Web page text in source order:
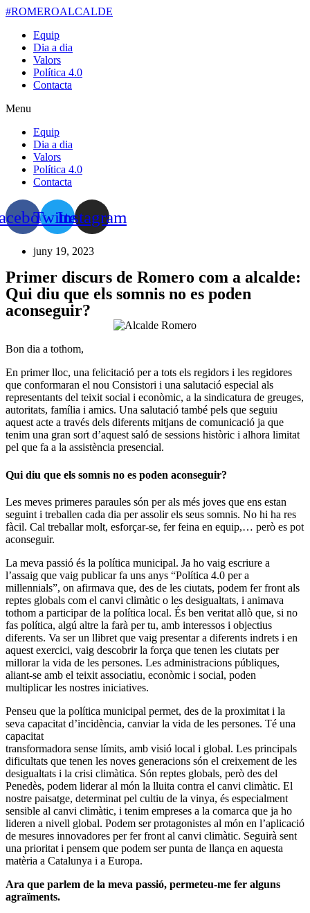
Salta
contingut
#ROMEROALCALDE
Equip
Dia a dia
Valors
Política 4.0
Contacta
Menu
Equip
Dia a dia
Valors
Política 4.0
Contacta
TwitterInstagram
juny 19, 2023
Primer discurs de Romero com a alcalde:
Qui diu que els somnis no es poden
aconseguir?
Bon dia a tothom,
En primer lloc, una felicitació per a tots els regidors i les regidores
que conformaran el nou Consistori i una salutació especial als
representants del teixit social i econòmic, a la sindicatura de greuges,
autoritats, família i amics. Una salutació també pels que seguiu
aquest acte a través dels diferents mitjans de comunicació ja que
tenim una gran sort d’aquest saló de sessions històric i alhora limitat
pel que fa a la assistència presencial.
Qui diu que els somnis no es poden aconseguir?
Les meves primeres paraules són per als més joves que ens estan
seguint i treballen cada dia per assolir els seus somnis. No hi ha res
fàcil. Cal treballar molt, esforçar-se, fer feina en equip,… però es pot
aconseguir.
La meva passió és la política municipal. Ja ho vaig escriure a
l’assaig que vaig publicar fa uns anys “Política 4.0 per a
millennials”, on afirmava que, des de les ciutats, podem fer front als
reptes globals com el canvi climàtic o les desigualtats, i animava
tothom a participar de la política local. És ben veritat allò que, si no
fas política, algú altre la farà per tu, amb interessos i objectius
diferents. Va ser un llibret que vaig presentar a diferents indrets i en
aquest exercici, vaig descobrir la força que tenen les ciutats per
millorar la vida de les persones. Les administracions públiques,
aliant-se amb el teixit associatiu, econòmic i social, poden
multiplicar les nostres iniciatives.
Penseu que la política municipal permet, des de la proximitat i la
seva capacitat d’incidència, canviar la vida de les persones. Té una
capacitat
transformadora sense límits, amb visió local i global. Les principals
dificultats que tenen les noves generacions són el creixement de les
desigualtats i la crisi climàtica. Són reptes globals, però des del
Penedès, podem liderar al món la lluita contra el canvi climàtic. El
nostre paisatge, determinat pel cultiu de la vinya, és especialment
sensible al canvi climàtic, i tenim empreses a la comarca que ja ho
lideren a nivell global. Podem ser protagonistes al món en l’aplicació
de mesures innovadores per fer front al canvi climàtic. Seguirà sent
una prioritat i pensem que podem ser punta de llança en aquesta
matèria a Catalunya i a Europa.
Ara que parlem de la meva passió, permeteu-me fer alguns
agraïments.